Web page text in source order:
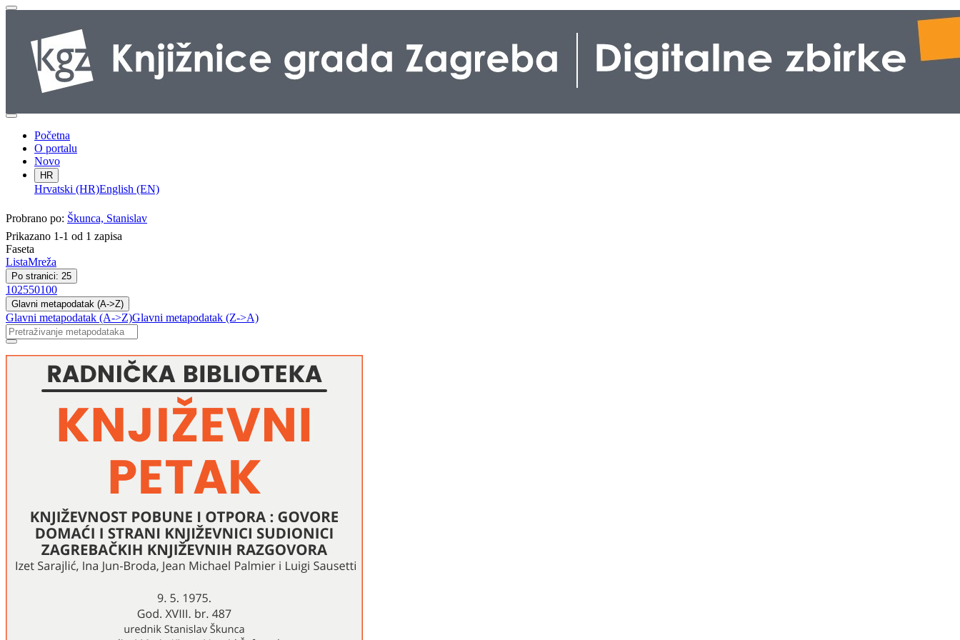
Početna
O portalu
Novo
HR
Hrvatski (HR)English (EN)
Probrano po: Škunca, Stanislav
Prikazano 1-1 od 1 zapisa
Faseta
ListaMreža
Po stranici: 25
102550100
Glavni metapodatak (A->Z)
Glavni metapodatak (A->Z)Glavni metapodatak (Z->A)